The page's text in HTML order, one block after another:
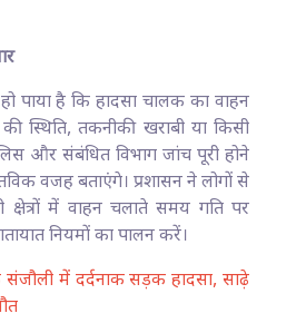
पाया है कि हादसा चालक का वाहन
स्थिति, तकनीकी खराबी या किसी
और संबंधित विभाग जांच पूरी होने
वजह बताएंगे। प्रशासन ने लोगों से
में वाहन चलाते समय गति पर
नियमों का पालन करें।
में दर्दनाक सड़क हादसा, साढ़े